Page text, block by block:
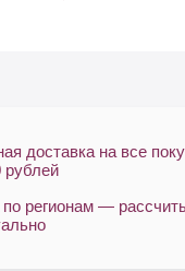
доставка на все
по регионам —